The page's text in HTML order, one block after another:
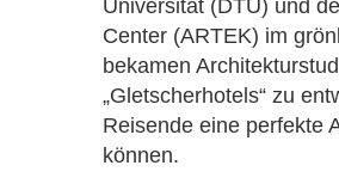
Universität (DTU) und
Center (ARTEK) im
bekamen
„Gletscherhotels“ zu
Reisende eine perfekte
können.